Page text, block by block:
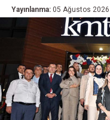
Yayınlanma: 05 Ağustos